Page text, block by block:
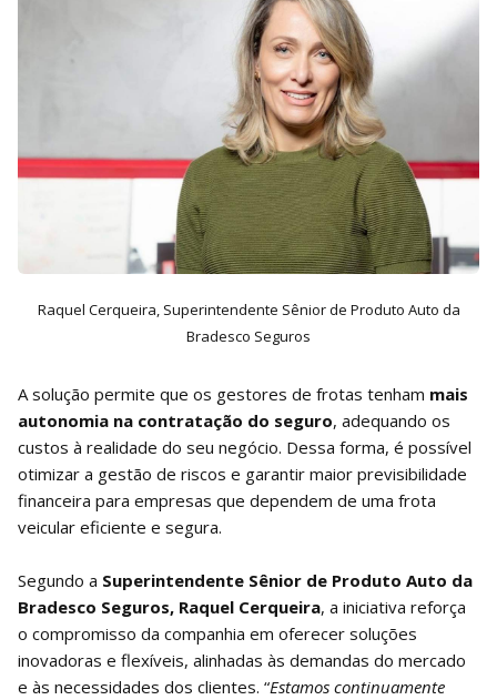
Raquel Cerqueira, Superintendente Sênior de Produto Auto da
Bradesco Seguros
A solução permite que os gestores de frotas tenham mais
autonomia na contratação do seguro, adequando os
custos à realidade do seu negócio. Dessa forma, é possível
otimizar a gestão de riscos e garantir maior previsibilidade
financeira para empresas que dependem de uma frota
veicular eficiente e segura.
Segundo a Superintendente Sênior de Produto Auto da
Bradesco Seguros, Raquel Cerqueira, a iniciativa reforça
o compromisso da companhia em oferecer soluções
inovadoras e flexíveis, alinhadas às demandas do mercado
e às necessidades dos clientes. “Estamos continuamente